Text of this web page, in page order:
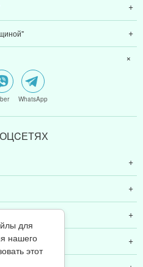
WhatsApp
для
нашего
этот